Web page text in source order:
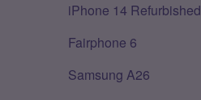
iPhone 14 Refurbished
Fairphone 6
Samsung A26